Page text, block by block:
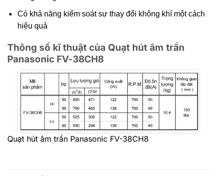
Có khả năng kiểm soát sự thay đổi không khí một cách
hiệu quả
Thông số kĩ thuật của Quạt hút âm trần
Panasonic FV-38CH8
Quạt hút âm trần Panasonic FV-38CH8